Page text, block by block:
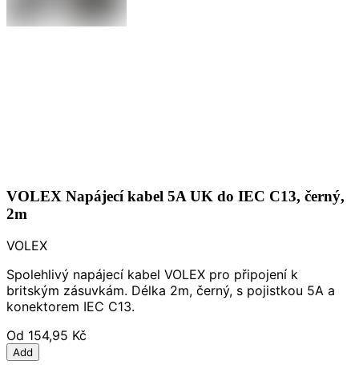
VOLEX Napájecí kabel 5A UK do IEC C13, černý,
2m
VOLEX
Spolehlivý napájecí kabel VOLEX pro připojení k
britským zásuvkám. Délka 2m, černý, s pojistkou 5A a
konektorem IEC C13.
Od 154,95 Kč
Add